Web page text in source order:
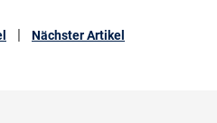
Nächster Artikel